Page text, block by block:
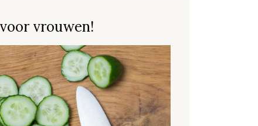
vrouwen!